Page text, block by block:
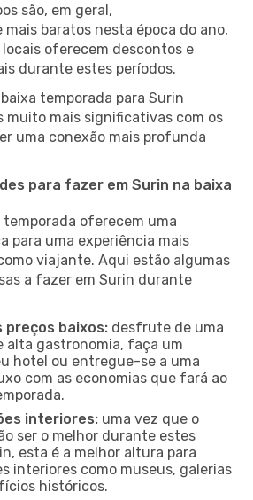
são, em geral,
baratos nesta época do ano,
oferecem descontos e
durante estes períodos.
temporada para Surin
muito mais significativas com os
uma conexão mais profunda
para fazer em Surin na baixa
temporada oferecem uma
para uma experiência mais
viajante. Aqui estão algumas
a fazer em Surin durante
baixos: desfrute de uma
alta gastronomia, faça um
hotel ou entregue-se a uma
com as economias que fará ao
interiores: uma vez que o
ser o melhor durante estes
esta é a melhor altura para
interiores como museus, galerias
históricos.